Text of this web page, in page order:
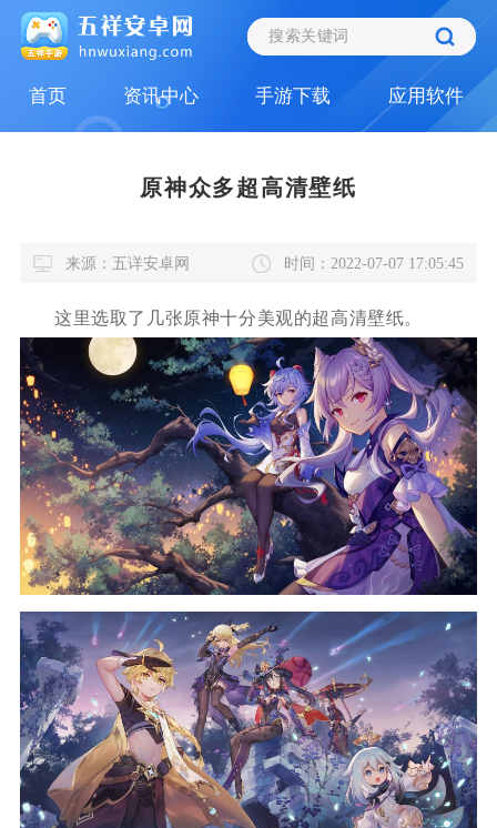
首页 资讯中心 手游下载 应用软件
原神众多超高清壁纸
来源：五详安卓网 时间：2022-07-07 17:05:45
这里选取了几张原神十分美观的超高清壁纸。